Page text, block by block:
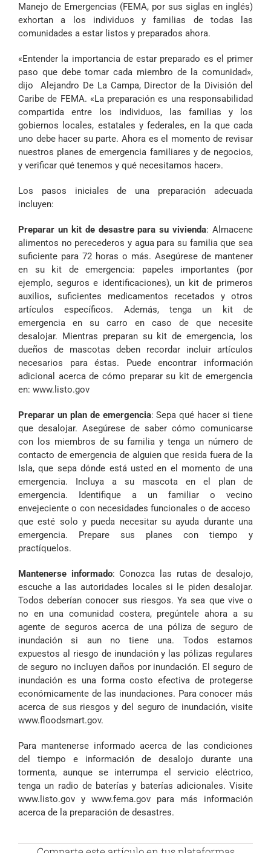
Manejo de Emergencias (FEMA, por sus siglas en inglés)
exhortan a los individuos y familias de todas las
comunidades a estar listos y preparados ahora.
«Entender la importancia de estar preparado es el primer
paso que debe tomar cada miembro de la comunidad»,
dijo Alejandro De La Campa, Director de la División del
Caribe de FEMA. «La preparación es una responsabilidad
compartida entre los individuos, las familias y los
gobiernos locales, estatales y federales, en la que cada
uno debe hacer su parte. Ahora es el momento de revisar
nuestros planes de emergencia familiares y de negocios,
y verificar qué tenemos y qué necesitamos hacer».
Los pasos iniciales de una preparación adecuada
incluyen:
Preparar un kit de desastre para su vivienda: Almacene
alimentos no perecederos y agua para su familia que sea
suficiente para 72 horas o más. Asegúrese de mantener
en su kit de emergencia: papeles importantes (por
ejemplo, seguros e identificaciones), un kit de primeros
auxilios, suficientes medicamentos recetados y otros
artículos específicos. Además, tenga un kit de
emergencia en su carro en caso de que necesite
desalojar. Mientras preparan su kit de emergencia, los
dueños de mascotas deben recordar incluir artículos
necesarios para éstas. Puede encontrar información
adicional acerca de cómo preparar su kit de emergencia
en: www.listo.gov
Preparar un plan de emergencia: Sepa qué hacer si tiene
que desalojar. Asegúrese de saber cómo comunicarse
con los miembros de su familia y tenga un número de
contacto de emergencia de alguien que resida fuera de la
Isla, que sepa dónde está usted en el momento de una
emergencia. Incluya a su mascota en el plan de
emergencia. Identifique a un familiar o vecino
envejeciente o con necesidades funcionales o de acceso
que esté solo y pueda necesitar su ayuda durante una
emergencia. Prepare sus planes con tiempo y
practíquelos.
Mantenerse informado: Conozca las rutas de desalojo,
escuche a las autoridades locales si le piden desalojar.
Todos deberían conocer sus riesgos. Ya sea que vive o
no en una comunidad costera, pregúntele ahora a su
agente de seguros acerca de una póliza de seguro de
inundación si aun no tiene una. Todos estamos
expuestos al riesgo de inundación y las pólizas regulares
de seguro no incluyen daños por inundación. El seguro de
inundación es una forma costo efectiva de protegerse
económicamente de las inundaciones. Para conocer más
acerca de sus riesgos y del seguro de inundación, visite
www.floodsmart.gov.
Para mantenerse informado acerca de las condiciones
del tiempo e información de desalojo durante una
tormenta, aunque se interrumpa el servicio eléctrico,
tenga un radio de baterías y baterías adicionales. Visite
www.listo.gov y www.fema.gov para más información
acerca de la preparación de desastres.